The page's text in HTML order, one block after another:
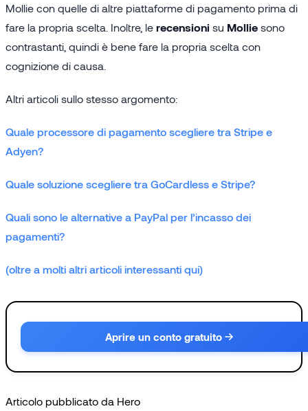
Mollie con quelle di altre piattaforme di pagamento prima di
fare la propria scelta. Inoltre, le recensioni su Mollie sono
contrastanti, quindi è bene fare la propria scelta con
cognizione di causa.
Altri articoli sullo stesso argomento:
Quale processore di pagamento scegliere tra Stripe e
Adyen?
Quale soluzione scegliere tra GoCardless e Stripe?
Quali sono le alternative a PayPal per l’incasso dei
pagamenti?
(oltre a molti altri articoli interessanti qui)
Aprire un conto gratuito
Articolo pubblicato da Hero